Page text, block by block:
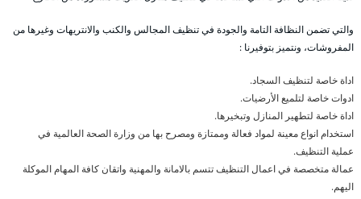
والتي تضمن النظافة التامة والجودة في تنظيف المجالس والكنب والانتريهات وغيرها من
المفروشات، ونتميز بتوفيرنا :
اداة خاصة لتنظيف السجاد.
ادوات خاصة لتلميع الأرضيات.
اداة خاصة لتطهير المنازل وتبخيرها.
استخدام انواع معينة لمواد فعالة وممتازة ومصرح بها من وزارة الصحة العالمية في
عملية التنظيف.
عمالة متخصصة في اعمال التنظيف تتسم بالامانة والمهنية واتقان كافة المهام الموكلة
اليهم.